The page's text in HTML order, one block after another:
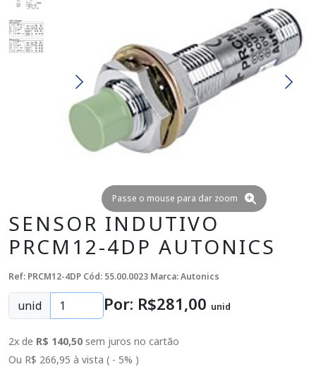
Passe o mouse para dar zoom
SENSOR INDUTIVO
PRCM12-4DP AUTONICS
Ref: PRCM12-4DP Cód: 55.00.0023 Marca: Autonics
unid Por: R$281,00 unid
2x de R$ 140,50 sem juros no cartão
Ou R$ 266,95 à vista ( - 5% )